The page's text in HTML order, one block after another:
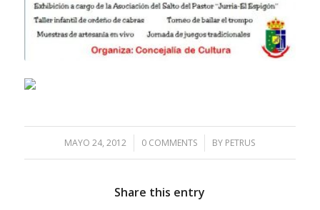
MAYO 24, 2012
/ 0 COMMENTS
/ BY PETRUS
Share this entry